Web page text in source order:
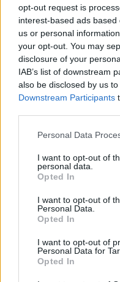
opt-out request is
interest-based ads
us or personal
your opt-out. You may
disclosure of your
IAB’s list of downstream
also be disclosed by us
Downstream Participants
Personal Data
I want to opt-out of
personal data.
Opted In
I want to opt-out of
Personal Data.
Opted In
I want to opt-out of
Personal Data for
Opted In
Merrni frymë thellë, pozat
më të fundit të Georginës
nga jahti janë speciale
(FOTO LAJM)
E dashura e futbollistit të
njohur Cristiano Ronaldo,
Georgina Rodrigues,
është mjaft aktive në
“Instagram”. Së fundmi,
ndjekësit e shumtë
momente nga pushimet e
saj luksoze me familjen. E
sigurisht që nuk kanë
provokuese që ajo
realizon herë pas…